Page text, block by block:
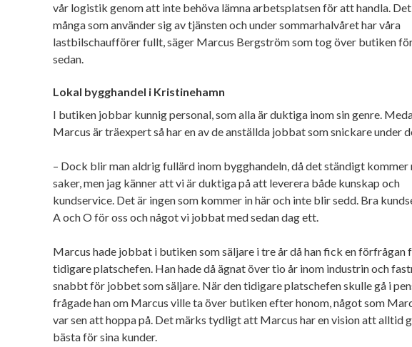
vår logistik genom att inte behöva lämna arbetsplatsen för att handla.
många som använder sig av tjänsten och under sommarhalvåret har våra
lastbilschaufförer fullt, säger Marcus Bergström som tog över butiken
sedan.
Lokal bygghandel i Kristinehamn
I butiken jobbar kunnig personal, som alla är duktiga inom sin genre.
Marcus är träexpert så har en av de anställda jobbat som snickare under
– Dock blir man aldrig fullärd inom bygghandeln, då det ständigt kommer
saker, men jag känner att vi är duktiga på att leverera både kunskap och
kundservice. Det är ingen som kommer in här och inte blir sedd. Bra
A och O för oss och något vi jobbat med sedan dag ett.
Marcus hade jobbat i butiken som säljare i tre år då han fick en förfrågan
tidigare platschefen. Han hade då ägnat över tio år inom industrin och
snabbt för jobbet som säljare. När den tidigare platschefen skulle gå i
frågade han om Marcus ville ta över butiken efter honom, något som
var sen att hoppa på. Det märks tydligt att Marcus har en vision att alltid
bästa för sina kunder.